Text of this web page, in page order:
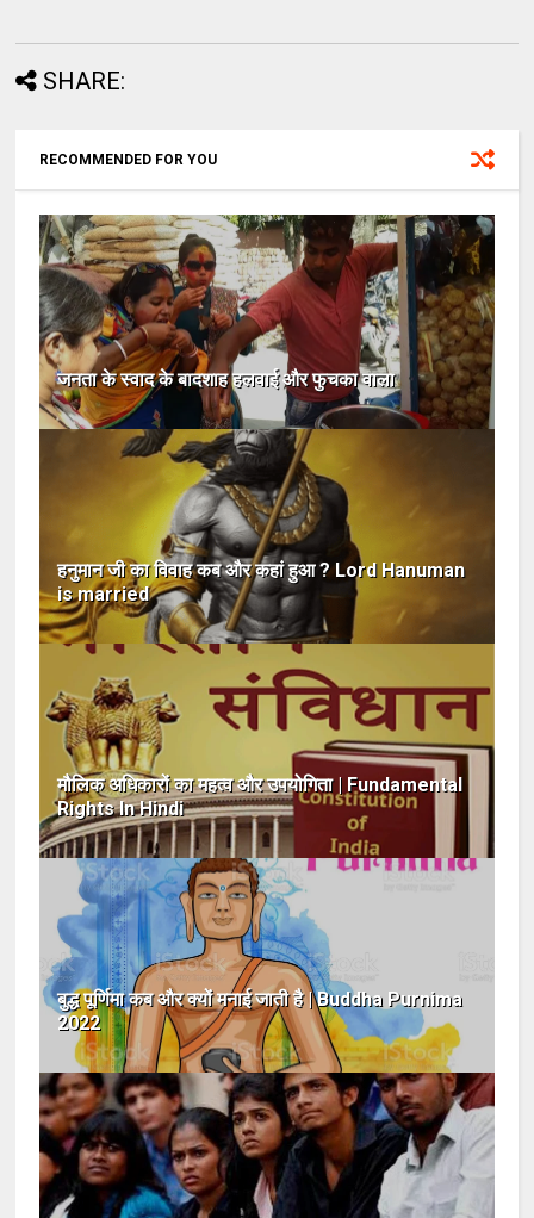
SHARE:
RECOMMENDED FOR YOU
जनता के स्वाद के बादशाह हलवाई और फुचका वाला
हनुमान जी का विवाह कब और कहां हुआ ? Lord Hanuman
is married
मौलिक अधिकारों का महत्व और उपयोगिता | Fundamental
Rights In Hindi
बुद्ध पूर्णिमा कब और क्यों मनाई जाती है | Buddha Purnima
2022